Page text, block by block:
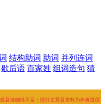
结构助词 助词 并列连词
歇后语 百家姓 组词造句 猜
及准确性不足！部分文章及资料为作者提供